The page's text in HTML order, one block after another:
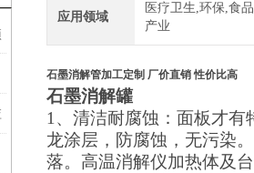
应用领域
医疗卫生,环保,食
产业
石墨消解管加工定制 厂价直销 性价比高
石墨消解罐
1、 清洁耐腐蚀：面板才有
龙涂层，防腐蚀，无污染
落。高温消解仪加热体及